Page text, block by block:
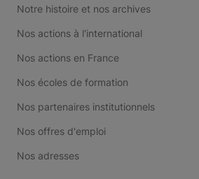
Notre histoire et nos archives
Nos actions à l'international
Nos actions en France
Nos écoles de formation
Nos partenaires institutionnels
Nos offres d'emploi
Nos adresses